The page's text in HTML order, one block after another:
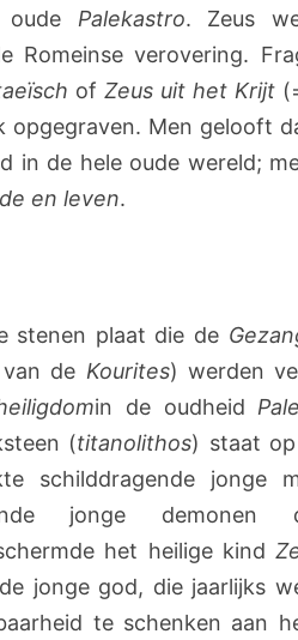
Palekastro. Zeus
Romeinse verovering.
ofZeus uit het Krijt
opgegraven. Men gelooft
in de hele oude wereld;
en leven.
stenen plaat die de
de Kourites) werden
in de oudheid
(titanolithos) staat
schilddragende jonge
jonge
het heilige kind
jonge god, die jaarlijks
te schenken aan